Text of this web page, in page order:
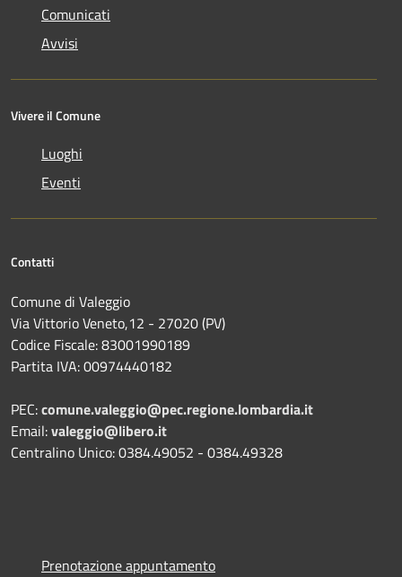
Comunicati
Avvisi
Vivere il Comune
Luoghi
Eventi
Contatti
Comune di Valeggio
Via Vittorio Veneto,12 - 27020 (PV)
Codice Fiscale: 83001990189
Partita IVA: 00974440182
PEC:comune.valeggio@pec.regione.lombardia.it
Email:valeggio@libero.it
Centralino Unico: 0384.49052 - 0384.49328
Prenotazione appuntamento